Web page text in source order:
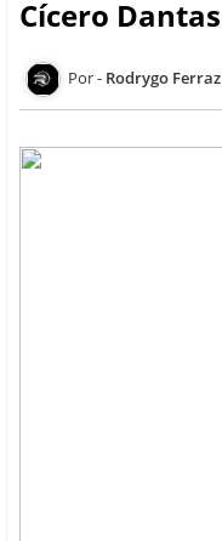
Cícero Dantas
Rodrygo Ferraz